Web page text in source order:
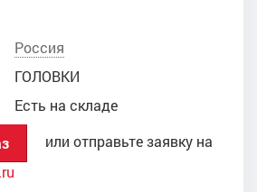
Россия
ГОЛОВКИ
Есть на складе
или отправьте заявку на